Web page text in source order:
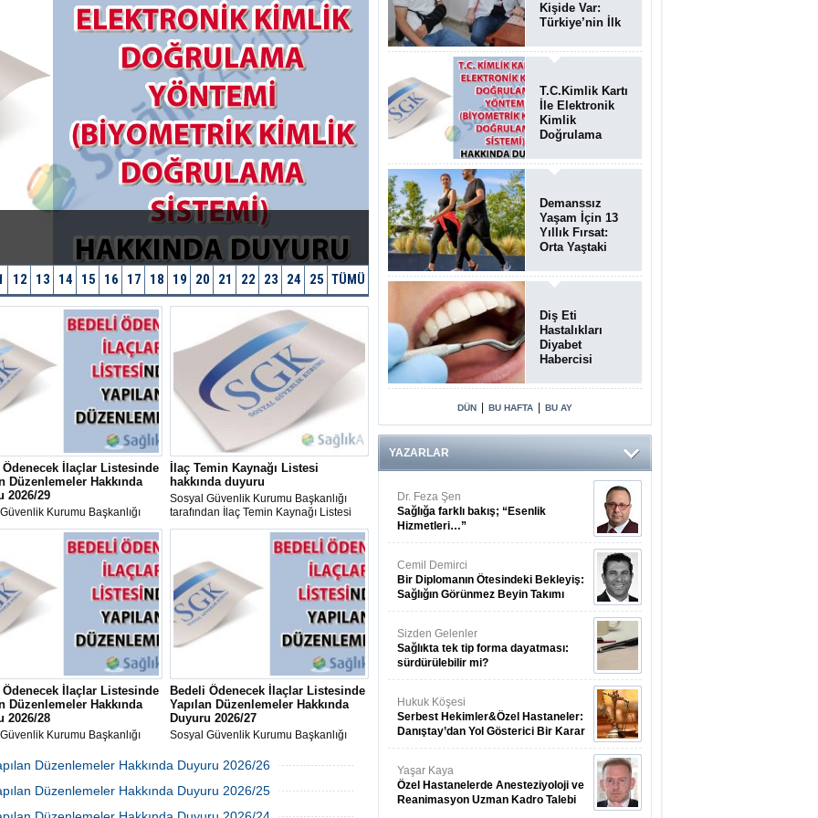
12 13 14 15 16 17 18 19 20 21 22 23 24 25 TÜMÜ
Ödenecek İlaçlar Listesinde
Düzenlemeler Hakkında
2026/29
Kurumu Başkanlığı
"Bedeli Ödenecek İlaçlar
Yapılan Düzenlemeler-
konulu duyuru yayımlandı.
İlaç Temin Kaynağı Listesi
hakkında duyuru
Sosyal Güvenlik Kurumu Başkanlığı
tarafından İlaç Temin Kaynağı Listesi
hakkında duyuru yayımlandı.
Ödenecek İlaçlar Listesinde
Düzenlemeler Hakkında
2026/28
Kurumu Başkanlığı
Yapılan Düzenlemeler-
konulu duyuru yayımlandı.
Bedeli Ödenecek İlaçlar Listesinde
Yapılan Düzenlemeler Hakkında
Duyuru 2026/27
Sosyal Güvenlik Kurumu Başkanlığı
Listesinde Yapılan Düzenlemeler-
2026/27'' konulu duyuru yayımlandı.
Düzenlemeler Hakkında Duyuru 2026/26
08 Temmuz 2026 Çarşamba 17:23
Düzenlemeler Hakkında Duyuru 2026/25
01 Temmuz 2026 Çarşamba 17:08
Kişide Var:
Türkiye’nin İlk
Sendromu
Vakası
Teşhis Edildi
T.C.Kimlik Kartı
İle Elektronik
Kimlik
Doğrulama
(Biyometrik
Kimlik
Sistemi)
07.08.2026
Demanssız
Yaşam İçin 13
Yıllık Fırsat:
Orta Yaştaki
Beyin Sağlığını
Belirliyor
Diş Eti
Hastalıkları
Diyabet
Habercisi
Sağlığı Ve
Şeker
Yönlü Bağ
DÜN BU HAFTA BU AY
YAZARLAR
Dr. Feza Şen
Sağlığa farklı bakış; “Esenlik
Hizmetleri…”
Cemil Demirci
Bir Diplomanın Ötesindeki Bekleyiş:
Sağlığın Görünmez Beyin Takımı
Sizden Gelenler
Sağlıkta tek tip forma dayatması:
sürdürülebilir mi?
Hukuk Köşesi
Serbest Hekimler&Özel Hastaneler:
Danıştay’dan Yol Gösterici Bir Karar
Yaşar Kaya
Özel Hastanelerde Anesteziyoloji ve
Reanimasyon Uzman Kadro Talebi